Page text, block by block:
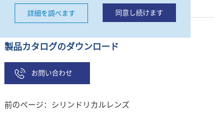
製品カタログのダウンロード
お問い合わせ
前のページ：シリンドリカルレンズ
詳細を調べます 同意し続けます